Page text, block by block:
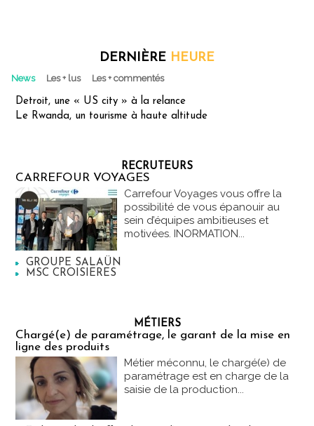
DERNIÈRE HEURE
News Les + lus Les + commentés
Detroit, une « US city » à la relance
Le Rwanda, un tourisme à haute altitude
RECRUTEURS
CARREFOUR VOYAGES
Carrefour Voyages vous offre la
possibilité de vous épanouir au
sein d’équipes ambitieuses et
motivées. INORMATION...
GROUPE SALAÜN
MSC CROISIERES
MÉTIERS
Chargé(e) de paramétrage, le garant de la mise en
ligne des produits
Métier méconnu, le chargé(e) de
paramétrage est en charge de la
saisie de la production...